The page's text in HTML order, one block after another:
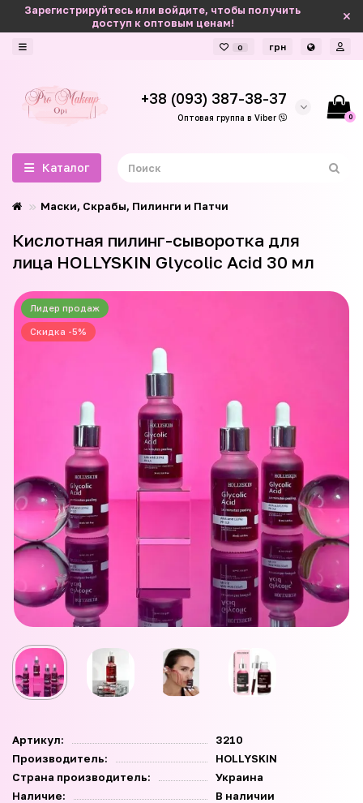
Зарегистрируйтесь или войдите, чтобы получить
доступ к оптовым ценам!
0 грн
+38 (093) 387-38-37
Оптовая группа в Viber 0
Каталог
Маски, Скрабы, Пилинги и Патчи
Кислотная пилинг-сыворотка для
лица HOLLYSKIN Glycolic Acid 30 мл
Лидер продаж
Скидка -5%
Артикул:
3210
Производитель:
HOLLYSKIN
Страна производитель:
Украина
Наличие:
В наличии